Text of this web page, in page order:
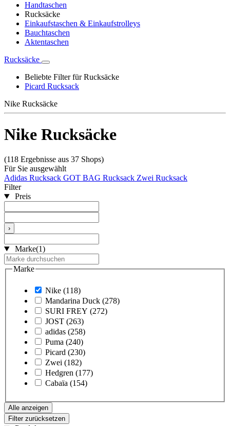
Handtaschen
Rucksäcke
Einkaufstaschen & Einkaufstrolleys
Bauchtaschen
Aktentaschen
Rucksäcke
Beliebte Filter für Rucksäcke
Picard Rucksack
Nike Rucksäcke
Nike Rucksäcke
(118 Ergebnisse aus 37 Shops)
Für Sie ausgewählt
Adidas Rucksack GOT BAG Rucksack Zwei Rucksack
Filter
Preis
›
Marke(1)
Marke
Nike (118)
Mandarina Duck (278)
SURI FREY (272)
JOST (263)
adidas (258)
Puma (240)
Picard (230)
Zwei (182)
Hedgren (177)
Cabaïa (154)
Alle anzeigen
Filter zurücksetzen